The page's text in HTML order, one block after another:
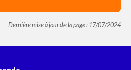
Dernière mise à jour de la page : 17/07/2024